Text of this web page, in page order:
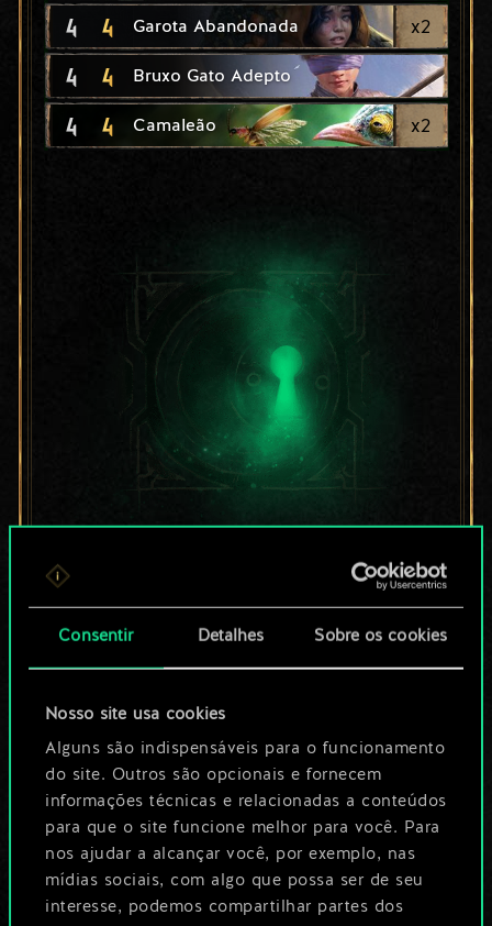
Consentir Detalhes Sobre os cookies
Nosso site usa cookies
Alguns são indispensáveis para o funcionamento
do site. Outros são opcionais e fornecem
informações técnicas e relacionadas a conteúdos
para que o site funcione melhor para você. Para
nos ajudar a alcançar você, por exemplo, nas
mídias sociais, com algo que possa ser de seu
interesse, podemos compartilhar partes dos
4 4 Garota Abandonada x2
4 4 Bruxo Gato Adepto
4 4 Camaleão x2
Por enquanto, isto é
apenas um conjunto
compartilhado.
No entanto, dá para
ser muito mais!
Dê um nome para este baralho e crie
um guia